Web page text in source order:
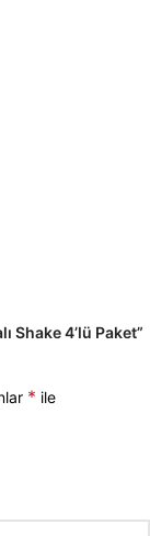
Shake 4’lü Paket”
* ile